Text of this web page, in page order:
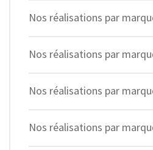
Nos réalisations par
Nos réalisations par
Nos réalisations par
Nos réalisations par